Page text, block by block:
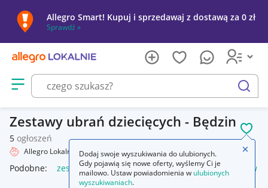
Allegro Smart! Kupuj i sprzedawaj z dostawą za 0 zł
Sprawdź »
Otwórz menu z kategoriami
szukaj
Zestawy ubrań dziecięcych - Będzin
5 ogłoszeń
Allegro Lokalnie Dziecko Odzież Zestawy ubrań
Podobne: zestawy ubrań zestaw damskich ubrań zestaw
Dodaj swoje wyszukiwania do ulubionych.
Gdy pojawią się nowe oferty, wyślemy Ci je
mailowo. Ustaw powiadomienia w ulubionych
wyszukiwaniach.